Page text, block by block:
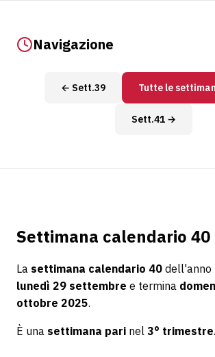
Navigazione
← Sett.39 Tutte le
Sett.41 →
Settimana calendario 40
La settimana calendario 40 dell'anno
lunedì 29 settembre e termina
ottobre 2025.
È una settimana pari nel 3° trimestre.